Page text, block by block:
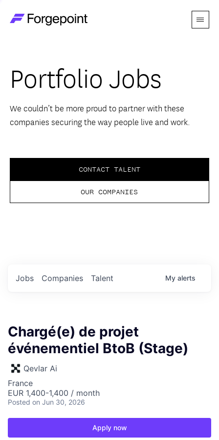
Menu
Themes
Advantage
Perspectives
Portfolio Jobs
We couldn’t be more proud to partner with these
companies securing the way people live and work.
CONTACT TALENT
OUR COMPANIES
Jobs Companies Talent My alerts
Chargé(e) de projet
événementiel BtoB (Stage)
Qevlar Ai
France
EUR 1,400-1,400 / month
Posted on Jun 30, 2026
Apply now